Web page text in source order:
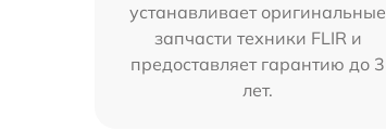
устанавливает оригинальные
запчасти техники FLIR и
предоставляет гарантию до 3
лет.